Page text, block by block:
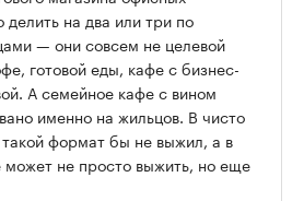
на два или три по
— они совсем не целевой
готовой еды, кафе с бизнес-
А семейное кафе с вином
именно на жильцов. В чисто
формат бы не выжил, а в
не просто выжить, но еще